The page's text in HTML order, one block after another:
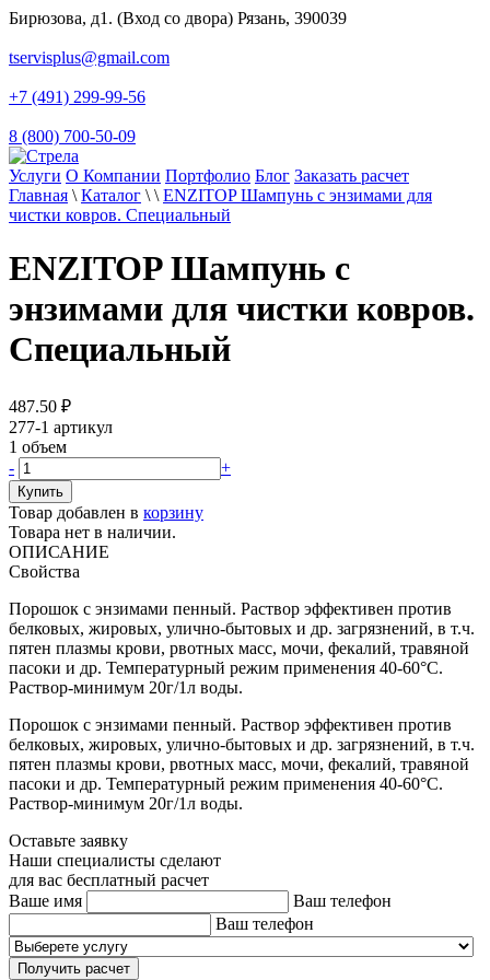
Бирюзова, д1. (Вход со двора) Рязань, 390039
tservisplus@gmail.com
+7 (491) 299-99-56
8 (800) 700-50-09
Услуги О Компании Портфолио Блог Заказать расчет
Главная \ Каталог \ \ ENZITOP Шампунь с энзимами для
чистки ковров. Специальный
ENZITOP Шампунь с
энзимами для чистки ковров.
Специальный
487.50 ₽
277-1 артикул
1 объем
-
+
Товар добавлен в корзину
Товара нет в наличии.
ОПИСАНИЕ
Свойства
Порошок с энзимами пенный. Раствор эффективен против
белковых, жировых, улично-бытовых и др. загрязнений, в т.ч.
пятен плазмы крови, рвотных масс, мочи, фекалий, травяной
пасоки и др. Температурный режим применения 40-60°С.
Раствор-минимум 20г/1л воды.
Порошок с энзимами пенный. Раствор эффективен против
белковых, жировых, улично-бытовых и др. загрязнений, в т.ч.
пятен плазмы крови, рвотных масс, мочи, фекалий, травяной
пасоки и др. Температурный режим применения 40-60°С.
Раствор-минимум 20г/1л воды.
Оставьте заявку
Наши специалисты сделают
для вас бесплатный расчет
Ваше имя
Ваш телефон
Ваш телефон